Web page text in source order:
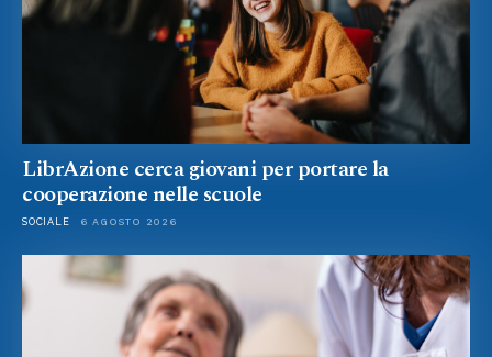
LibrAzione cerca giovani per portare la
cooperazione nelle scuole
SOCIALE 6 AGOSTO 2026